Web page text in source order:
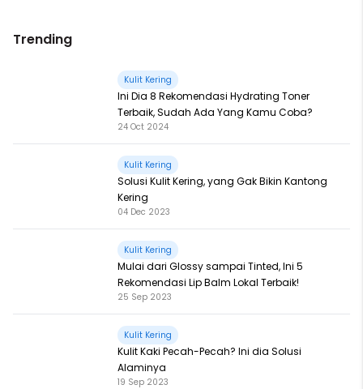
Trending
Kulit Kering
Ini Dia 8 Rekomendasi Hydrating Toner
Terbaik, Sudah Ada Yang Kamu Coba?
24 Oct 2024
Kulit Kering
Solusi Kulit Kering, yang Gak Bikin Kantong
Kering
04 Dec 2023
Kulit Kering
Mulai dari Glossy sampai Tinted, Ini 5
Rekomendasi Lip Balm Lokal Terbaik!
25 Sep 2023
Kulit Kering
Kulit Kaki Pecah-Pecah? Ini dia Solusi
Alaminya
19 Sep 2023